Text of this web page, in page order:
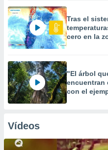
Tras el
cero en la
"El árbol
encuentran
con el
Vídeos